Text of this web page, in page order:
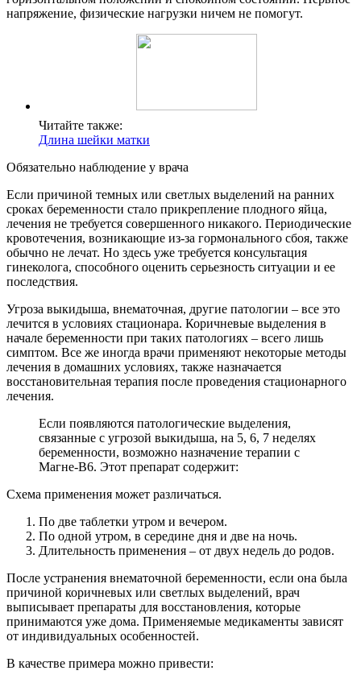
напряжение, физические нагрузки ничем не помогут.
Читайте также:
Длина шейки матки
Обязательно наблюдение у врача
Если причиной темных или светлых выделений на ранних
сроках беременности стало прикрепление плодного яйца,
лечения не требуется совершенного никакого. Периодические
кровотечения, возникающие из-за гормонального сбоя, также
обычно не лечат. Но здесь уже требуется консультация
гинеколога, способного оценить серьезность ситуации и ее
последствия.
Угроза выкидыша, внематочная, другие патологии – все это
лечится в условиях стационара. Коричневые выделения в
начале беременности при таких патологиях – всего лишь
симптом. Все же иногда врачи применяют некоторые методы
лечения в домашних условиях, также назначается
восстановительная терапия после проведения стационарного
лечения.
Если появляются патологические выделения,
связанные с угрозой выкидыша, на 5, 6, 7 неделях
беременности, возможно назначение терапии с
Магне-В6. Этот препарат содержит:
Схема применения может различаться.
По две таблетки утром и вечером.
По одной утром, в середине дня и две на ночь.
Длительность применения – от двух недель до родов.
После устранения внематочной беременности, если она была
причиной коричневых или светлых выделений, врач
выписывает препараты для восстановления, которые
принимаются уже дома. Применяемые медикаменты зависят
от индивидуальных особенностей.
В качестве примера можно привести: